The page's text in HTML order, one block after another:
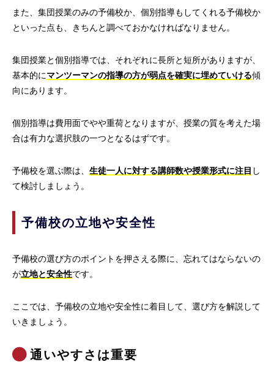
また、集団授業のみの予備校か、個別指導もしてくれる予備校か
といった点も、きちんと調べておかなければなりません。
集団授業と個別指導では、それぞれに長所と短所がありますが、
基本的にマンツーマンの指導の方が弱点を確実に埋めていける傾
向にあります。
個別指導は費用面でやや重荷となりますが、授業の質を考えた場
合は有力な選択肢の一つとなるはずです。
予備校を選ぶ際は、 生徒一人に対する講師数や授業形式に注目 し
て検討しましょう。
予備校の立地や安全性
予備校の選び方のポイントを押さえる際に、忘れてはならないの
が立地と安全性です。
ここでは、予備校の立地や安全性に着目して、選び方を解説して
いきましょう。
通いやすさは重要